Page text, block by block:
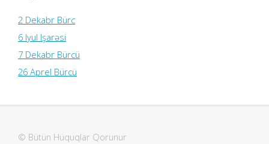
2 Dekabr Bürc
6 Iyul Işarəsi
7 Dekabr Bürcü
26 Aprel Bürcü
© Bütün Hüquqlar Qorunur